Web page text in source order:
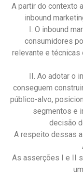
A partir do contexto
inbound
I. O inbound
consumidores
relevante e técnicas
II. Ao adotar o
conseguem
público-alvo,
segmentos e
decisão
A respeito dessas
As asserções I e II